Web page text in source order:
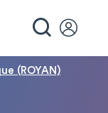
(ROYAN)